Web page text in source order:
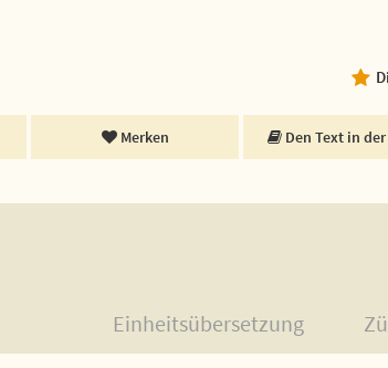
Merken Den Text in
Einheitsübersetzung